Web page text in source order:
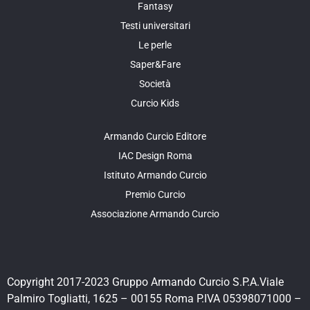
Fantasy
Testi universitari
Le perle
Saper&Fare
Società
Curcio Kids
Armando Curcio Editore
IAC Design Roma
Istituto Armando Curcio
Premio Curcio
Associazione Armando Curcio
Copyright 2017-2023 Gruppo Armando Curcio S.P.A.Viale
Palmiro Togliatti, 1625 – 00155 Roma P.IVA 05398071000 –